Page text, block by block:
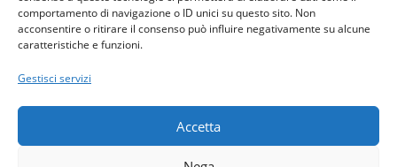
comportamento di navigazione o ID unici su questo sito. Non
acconsentire o ritirare il consenso può influire negativamente su alcune
caratteristiche e funzioni.
Gestisci servizi
Accetta
Home
Ordine
Contatti